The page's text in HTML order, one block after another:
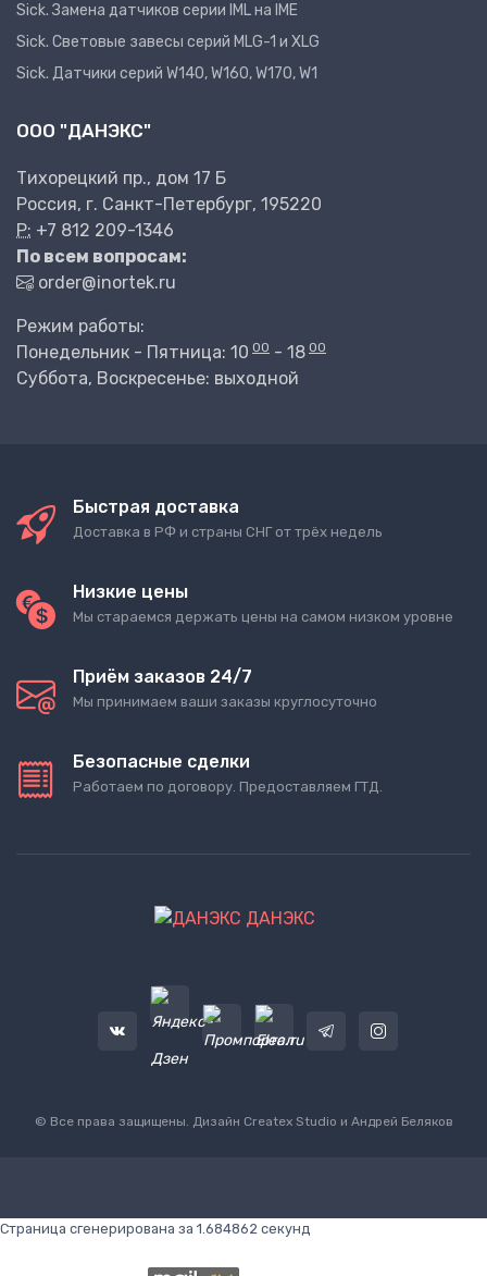
Sick. Замена датчиков серии IML на IME
Sick. Световые завесы серий MLG-1 и XLG
Sick. Датчики серий W140, W160, W170, W1
ООО "ДАНЭКС"
Тихорецкий пр., дом 17 Б
Россия, г. Санкт-Петербург, 195220
P: +7 812 209-1346
По всем вопросам:
order@inortek.ru
Режим работы:
Понедельник - Пятница: 10 00 - 18 00
Суббота, Воскресенье: выходной
Быстрая доставка
Доставка в РФ и страны СНГ от трёх недель
Низкие цены
Мы стараемся держать цены на самом низком уровне
Приём заказов 24/7
Мы принимаем ваши заказы круглосуточно
Безопасные сделки
Работаем по договору. Предоставляем ГТД.
ДАНЭКС
© Все права защищены. Дизайн Createx Studio и Андрей Беляков
Страница сгенерирована за 1.684862 секунд